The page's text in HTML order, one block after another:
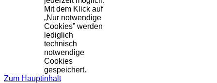
Mit dem Klick auf
„Nur notwendige
Cookies” werden
lediglich
technisch
notwendige
Cookies
gespeichert.
Zum Hauptinhalt